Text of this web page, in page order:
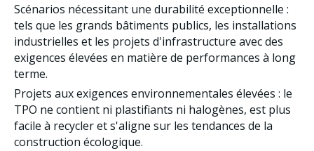
Scénarios nécessitant une durabilité exceptionnelle :
tels que les grands bâtiments publics, les installations
industrielles et les projets d'infrastructure avec des
exigences élevées en matière de performances à long
terme.
Projets aux exigences environnementales élevées : le
TPO ne contient ni plastifiants ni halogènes, est plus
facile à recycler et s'aligne sur les tendances de la
construction écologique.